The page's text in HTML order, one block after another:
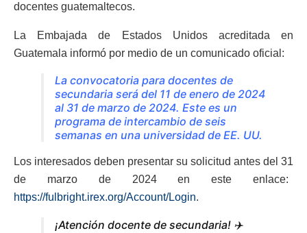
docentes guatemaltecos.
La Embajada de Estados Unidos acreditada en
Guatemala informó por medio de un comunicado oficial:
La convocatoria para docentes de
secundaria será del 11 de enero de 2024
al 31 de marzo de 2024. Este es un
programa de intercambio de seis
semanas en una universidad de EE. UU.
Los interesados deben presentar su solicitud antes del 31
de marzo de 2024 en este enlace:
https://fulbright.irex.org/Account/Login.
¡Atención docente de secundaria! ✈️